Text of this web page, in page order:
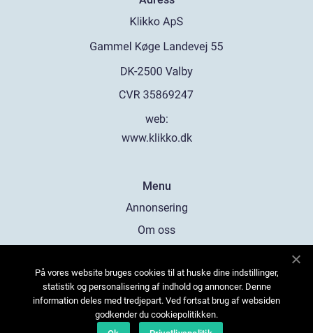
web:
www.klikko.dk
Menu
Annonsering
Om oss
Kontakta oss
Sitemap
På vores website bruges cookies til at huske dine indstillinger,
statistik og personalisering af indhold og annoncer. Denne
information deles med tredjepart. Ved fortsat brug af websiden
godkender du cookiepolitikken.